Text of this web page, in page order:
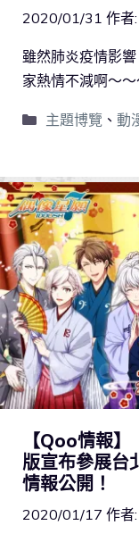
2020/01/31 作者:
雖然肺炎疫情影
家熱情不減啊～
主題博覽 、 動
【Qoo情報
版宣布參展台
情報公開！
2020/01/17 作者: